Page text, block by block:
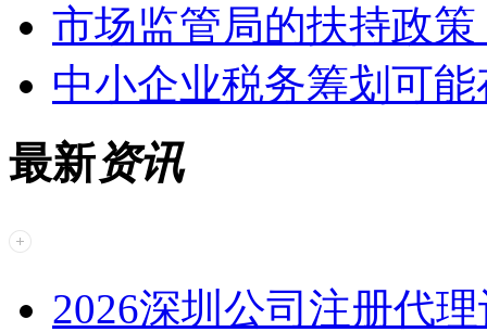
市场监管局的扶持政
中小企业税务筹划可
最新资讯
2026深圳公司注册代